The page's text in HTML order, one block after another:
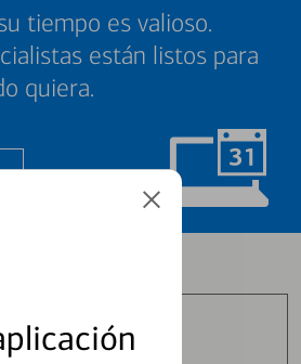
tiempo es valioso.
están listos para
quiera.
y seguros:
Asegurados por FDIC